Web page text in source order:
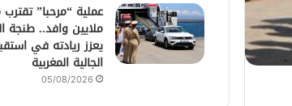
ملايين وافد.. طنجة
يعزز ريادته في
الجالية المغربية
05/08/2026